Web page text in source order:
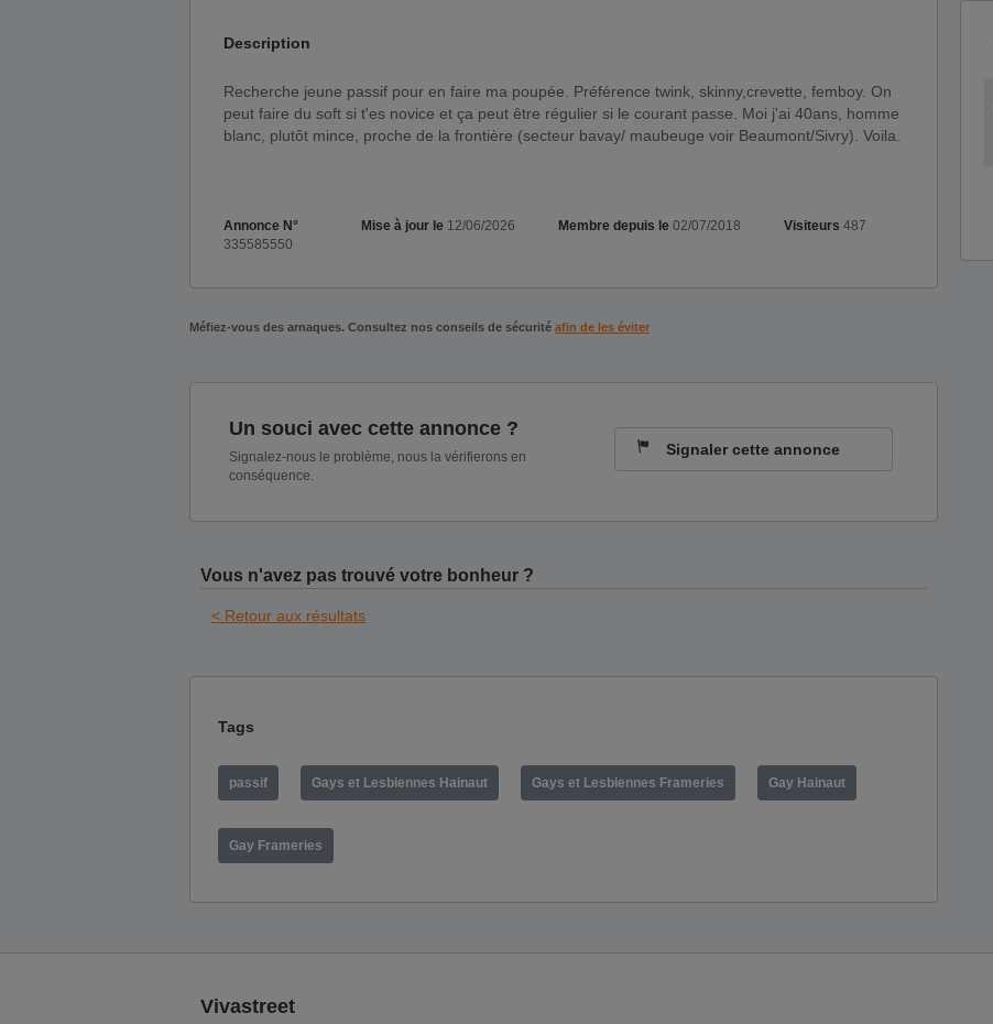
Description
Recherche jeune passif pour en faire ma poupée. Préférence twink, skinny,crevette, femboy. On
peut faire du soft si t'es novice et ça peut être régulier si le courant passe. Moi j'ai 40ans, homme
blanc, plutôt mince, proche de la frontière (secteur bavay/ maubeuge voir Beaumont/Sivry). Voila.
Annonce N°
335585550
Mise à jour le 12/06/2026 Membre depuis le 02/07/2018 Visiteurs 487
Méfiez-vous des arnaques. Consultez nos conseils de sécurité afin de les éviter
Un souci avec cette annonce ?
Signalez-nous le problème, nous la vérifierons en
conséquence.
Signaler cette annonce
Vous n'avez pas trouvé votre bonheur ?
< Retour aux résultats
Tags
passif Gays et Lesbiennes Hainaut Gays et Lesbiennes Frameries Gay Hainaut
Gay Frameries
Vivastreet